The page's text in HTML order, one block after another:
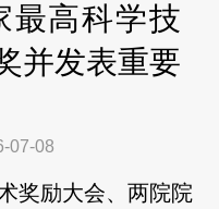
最高科学技
并发表重要
07-08
奖励大会、两院院